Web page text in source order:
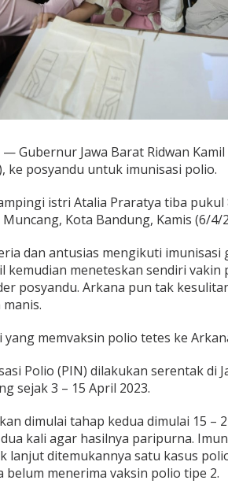
— Gubernur Jawa Barat Ridwan
ke posyandu untuk imunisasi polio.
istri Atalia Praratya tiba
Kota Bandung, Kamis (6/4/
dan antusias mengikuti imunisasi
kemudian meneteskan sendiri
posyandu. Arkana pun tak
yang memvaksin polio tetes ke
Polio (PIN) dilakukan serentak di
sejak 3 – 15 April 2023.
dimulai tahap kedua dimulai 15 –
kali agar hasilnya paripurna.
lanjut ditemukannya satu kasus
belum menerima vaksin polio tipe 2.